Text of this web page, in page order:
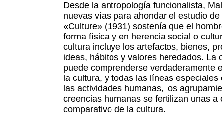
Desde la antropología funcionalista,
nuevas vías para ahondar el estudio
«Culture» (1931) sostenía que el
forma física y en herencia social o
cultura incluye los artefactos, bienes,
ideas, hábitos y valores heredados. La
puede comprenderse verdaderamente
la cultura, y todas las líneas
las actividades humanas, los
creencias humanas se fertilizan unas a
comparativo de la cultura.